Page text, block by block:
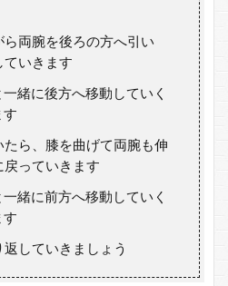
両腕を後ろの方へ引い
いきます
緒に後方へ移動していく
す
ら、膝を曲げて両腕も伸
っていきます
緒に前方へ移動していく
す
していきましょう